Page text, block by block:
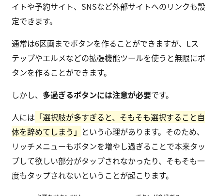
イトや予約サイト、SNSなど外部サイトへのリンクも設
定できます。
通常は6区画までボタンを作ることができますが、Lス
テップやエルメなどの拡張機能ツールを使うと無限にボ
タンを作ることができます。
しかし、 多過ぎるボタンには注意が必要です。
人には 「選択肢が多すぎると、そもそも選択すること自
体を辞めてしまう」 という心理があります。そのため、
リッチメニューもボタンを増やし過ぎることで本来タッ
プして欲しい部分がタップされなかったり、そもそも一
度もタップされないということが起こります。